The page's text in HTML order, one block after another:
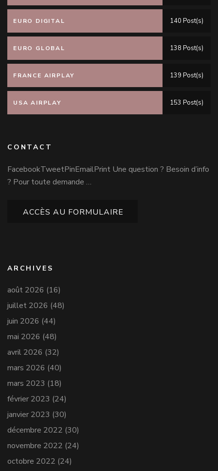
EURO DIGITAL 140 Post(s)
EURO GLOBAL 138 Post(s)
FRANCE AIRPLAY 139 Post(s)
USA AIRPLAY 153 Post(s)
CONTACT
FacebookTweetPinEmailPrint Une question ? Besoin d’info
? Pour toute demande …
ACCÈS AU FORMULAIRE
ARCHIVES
août 2026 (16)
juillet 2026 (48)
juin 2026 (44)
mai 2026 (48)
avril 2026 (32)
mars 2026 (40)
mars 2023 (18)
février 2023 (24)
janvier 2023 (30)
décembre 2022 (30)
novembre 2022 (24)
octobre 2022 (24)